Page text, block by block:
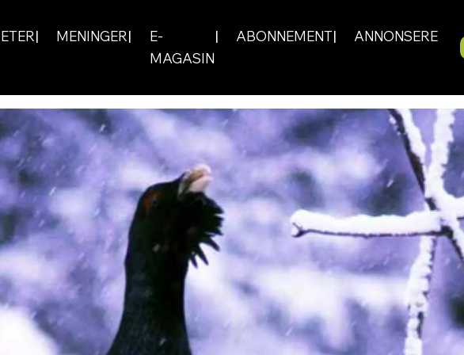
MENINGER
E-
MAGASIN
ABONNEMENT ANNONSERE